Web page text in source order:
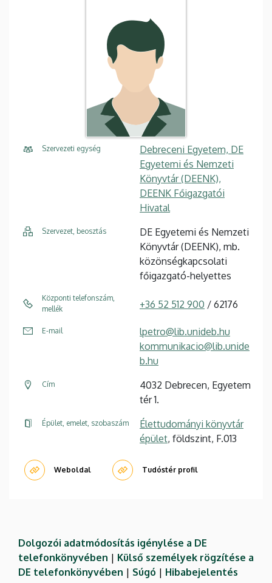
Szervezeti egység
Debreceni Egyetem, DE
Egyetemi és Nemzeti
Könyvtár (DEENK),
DEENK Főigazgatói
Hivatal
Szervezet, beosztás
DE Egyetemi és Nemzeti
Könyvtár (DEENK), mb.
közönségkapcsolati
főigazgató-helyettes
Központi telefonszám,
mellék
+36 52 512 900 / 62176
E-mail
lpetro@lib.unideb.hu
kommunikacio@lib.unide
b.hu
Cím
4032 Debrecen, Egyetem
tér 1.
Épület, emelet, szobaszám
Élettudományi könyvtár
épület, földszint, F.013
Weboldal Tudóstér profil
Dolgozói adatmódosítás igénylése a DE
telefonkönyvében | Külső személyek rögzítése a
DE telefonkönyvében | Súgó | Hibabejelentés